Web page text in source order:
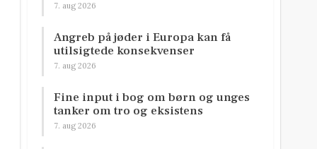
7. aug 2026
Angreb på jøder i Europa kan få
utilsigtede konsekvenser
7. aug 2026
Fine input i bog om børn og unges
tanker om tro og eksistens
7. aug 2026